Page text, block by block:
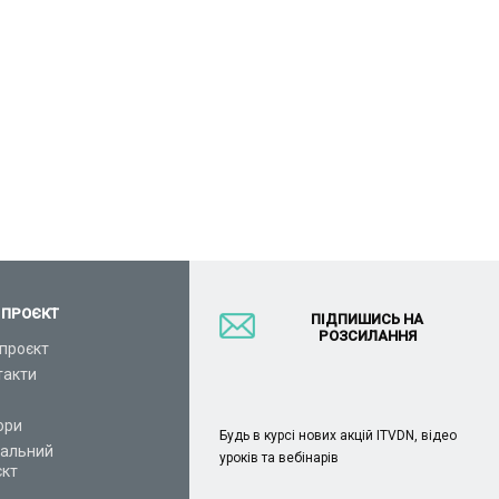
ПІДПИШИСЬ НА
РОЗСИЛАННЯ
Будь в курсі нових акцій ITVDN, відео
уроків та вебінарів